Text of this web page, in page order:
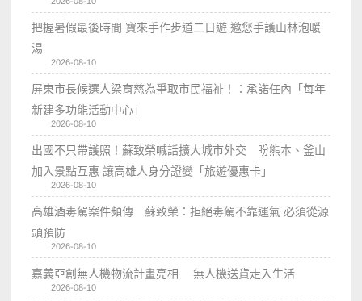
把握暑假最後時間 寶來手作步道二日遊 邀您手護山林泡暖
湯
2026-08-10
屏東市長候選人梁育慈為爭取市民福祉！：承諾任內「每年
新建多功能活動中心」
2026-08-10
出國不只帶護照！蘇致榮喊話擴大城市外交 盼熊本、釜山
加入景點互惠 讓高雄人身分證變「旅遊優惠卡」
2026-08-10
高雄酒毒駕案件頻傳 蘇致榮：拒絕毒駕不靠運氣 必須從源
頭預防
2026-08-10
嘉義亞創無人機物流計畫亮相 無人機送貨走入生活
2026-08-10